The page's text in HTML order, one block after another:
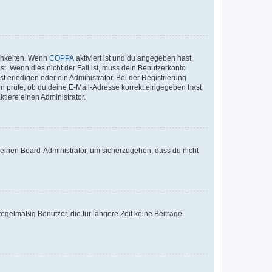
Wenn COPPA aktiviert ist und du angegeben hast,
Wenn dies nicht der Fall ist, muss dein Benutzerkonto
erledigen oder ein Administrator. Bei der Registrierung
prüfe, ob du deine E-Mail-Adresse korrekt eingegeben hast
einen Administrator.
Board-Administrator, um sicherzugehen, dass du nicht
Benutzer, die für längere Zeit keine Beiträge